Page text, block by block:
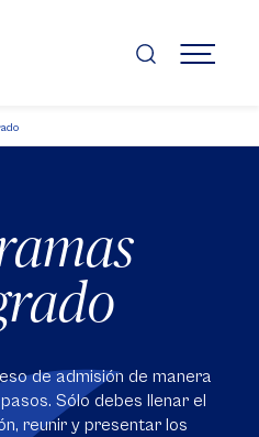
MENÚ
de admisión de manera
Sólo debes llenar el
reunir y presentar los